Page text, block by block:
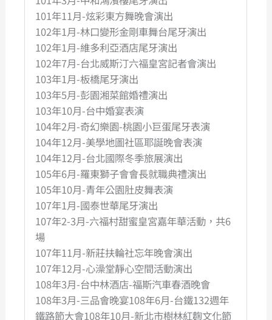
101年11月-炫彩東方舞晚會演出
102年1月-林口變形金剛車舞台尾牙演出
102年1月-維多利亞酒店尾牙演出
102年7月-台北威斯汀六福皇宮記者會演出
103年1月-板橋尾牙演出
103年5月-彭園湘菜館婚禮演出
103年10月-台中婚宴表演
104年2月-奇幻樂園-桃園小巨蛋尾牙表演
104年12月-美學地圖社區耶誕晚會表演
104年12月-台北國際冬季旅展演出
105年6月-羅東獅子會會長就職典禮演出
105年10月-青年公園肚皮舞表演
107年1月-國泰世華尾牙演出
107年2-3月-六福村甜蜜皇宮嘉年華活動，共6
場
107年11月-新莊扶輪社忘年晚會演出
107年12月-心澡堂靜心空間活動演出
108年3月-台中林酒店-福斯汽車春酒晚會
108年3月-三品會晚宴108年6月-台鐵132週年
鐵路節大會108年10月-新北市樹林紅麴文化節